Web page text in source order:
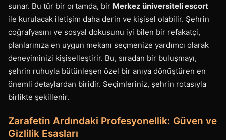
sunar. Bu tür bir ortamda, bir Merkez üniversiteli escort
ile kurulacak iletişim daha derin ve kişisel olabilir. Şehrin
coğrafyasını ve sosyal dokusunu iyi bilen bir refakatçi,
planlarınıza en uygun mekanı seçmenize yardımcı olarak
deneyiminizi kişiselleştirir. Bu, sıradan bir buluşmayı,
şehrin ruhuyla bütünleşen özel bir anıya dönüştüren en
önemli detaylardan biridir. Seçimleriniz, şehrin rotasıyla
birlikte şekillenir.
Zarafetin Ardındaki Profesyonellik: Güven ve
Gizlilik Esasları